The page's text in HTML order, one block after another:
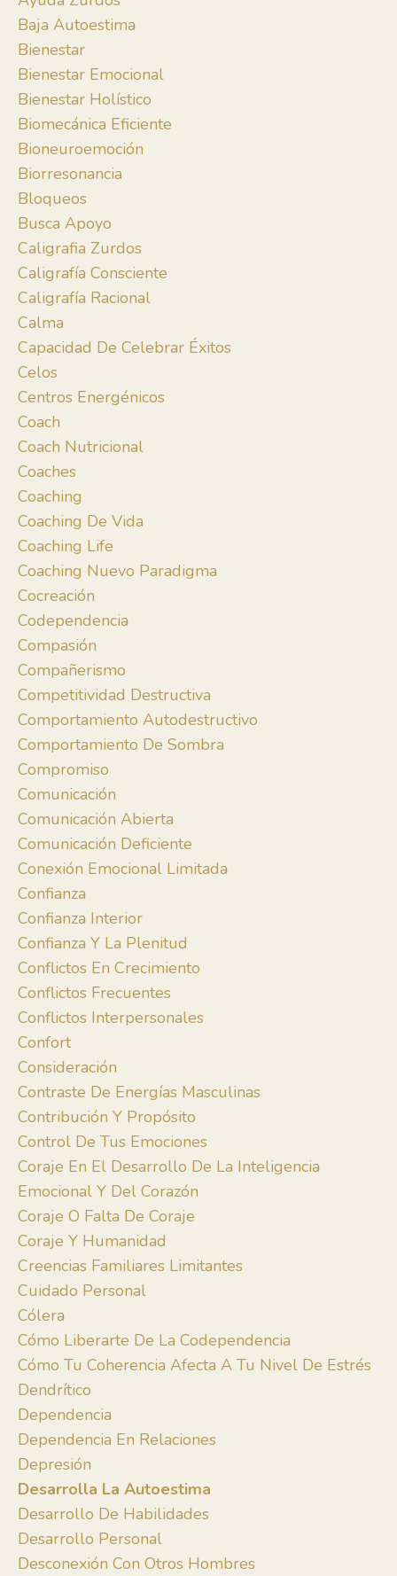
Baja Autoestima
Bienestar
Bienestar Emocional
Bienestar Holístico
Biomecánica Eficiente
Bioneuroemoción
Biorresonancia
Bloqueos
Busca Apoyo
Caligrafia Zurdos
Caligrafía Consciente
Caligrafía Racional
Calma
Capacidad De Celebrar Éxitos
Celos
Centros Energénicos
Coach
Coach Nutricional
Coaches
Coaching
Coaching De Vida
Coaching Life
Coaching Nuevo Paradigma
Cocreación
Codependencia
Compasión
Compañerismo
Competitividad Destructiva
Comportamiento Autodestructivo
Comportamiento De Sombra
Compromiso
Comunicación
Comunicación Abierta
Comunicación Deficiente
Conexión Emocional Limitada
Confianza
Confianza Interior
Confianza Y La Plenitud
Conflictos En Crecimiento
Conflictos Frecuentes
Conflictos Interpersonales
Confort
Consideración
Contraste De Energías Masculinas
Contribución Y Propósito
Control De Tus Emociones
Coraje En El Desarrollo De La Inteligencia
Emocional Y Del Corazón
Coraje O Falta De Coraje
Coraje Y Humanidad
Creencias Familiares Limitantes
Cuidado Personal
Cólera
Cómo Liberarte De La Codependencia
Cómo Tu Coherencia Afecta A Tu Nivel De Estrés
Dendrítico
Dependencia
Dependencia En Relaciones
Depresión
Desarrolla La Autoestima
Desarrollo De Habilidades
Desarrollo Personal
Desconexión Con Otros Hombres